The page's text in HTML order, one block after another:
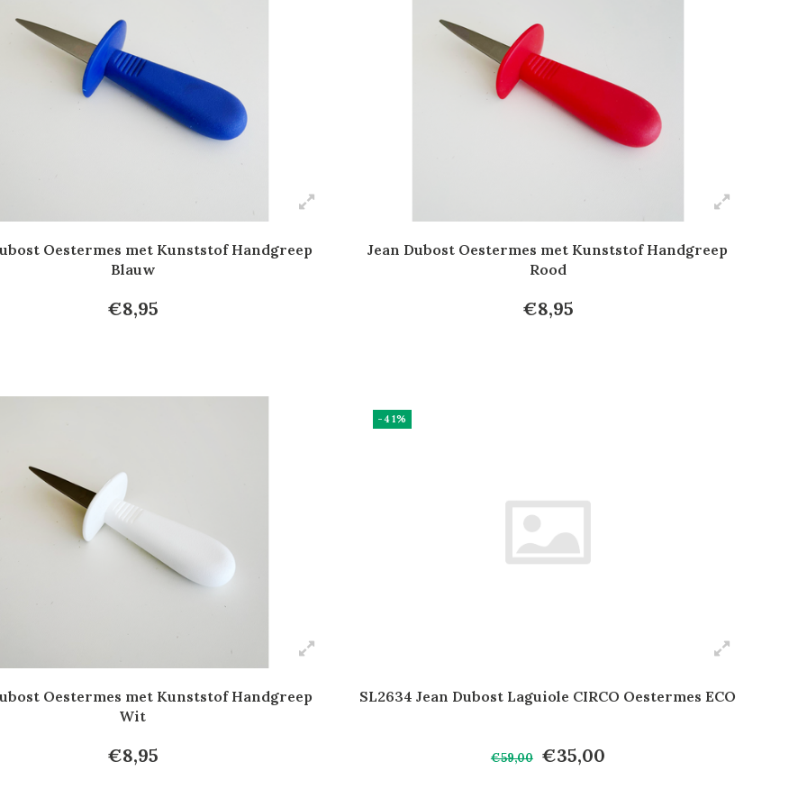
Oestermes met Kunststof Handgreep
Blauw
€8,95
Jean Dubost Oestermes met Kunststof Handgreep
Rood
€8,95
Oestermes met Kunststof Handgreep
Wit
€8,95
-41%
SL2634 Jean Dubost Laguiole CIRCO Oestermes ECO
€59,00 €35,00